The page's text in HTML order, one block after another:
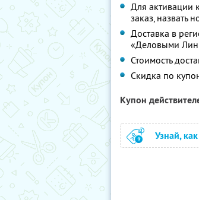
Для активации
заказ, назвать
Доставка в
«Деловыми
Стоимость
Скидка по
Купон
Узнай,